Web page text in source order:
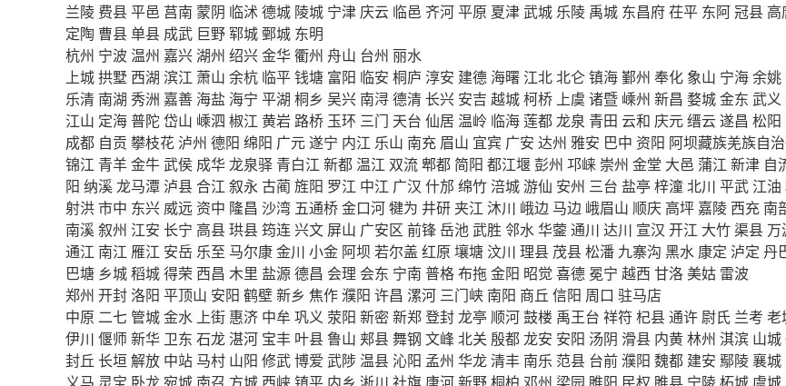
兰陵 费县平邑 莒南 蒙阴 临沭德城 陵城 宁津 庆云 临邑 齐河平原 夏津武城 乐陵 禹城 东昌府茌平 东阿冠县 高
定陶 曹县单县 成武 巨野 郓城 鄄城 东明
杭州 宁波 温州 嘉兴湖州 绍兴金华衢州 舟山 台州 丽水
上城拱墅 西湖 滨江 萧山 余杭 临平钱塘 富阳 临安 桐庐 淳安 建德 海曙 江北北仑镇海鄞州 奉化 象山 宁海余姚
乐清 南湖 秀洲 嘉善 海盐 海宁 平湖 桐乡 吴兴 南浔德清 长兴 安吉 越城柯桥 上虞 诸暨 嵊州 新昌 婺城金东 武义
江山 定海普陀 岱山 嵊泗 椒江 黄岩 路桥 玉环 三门 天台 仙居 温岭 临海莲都龙泉 青田 云和 庆元缙云遂昌 松阳
成都 自贡 攀枝花 泸州 德阳 绵阳 广元遂宁 内江 乐山 南充 眉山 宜宾 广安 达州 雅安 巴中 资阳 阿坝藏族羌族自
锦江 青羊金牛武侯 成华龙泉驿 青白江 新都 温江 双流郫都 简阳 都江堰彭州 邛崃 崇州 金堂 大邑 蒲江 新津 自
阳 纳溪龙马潭 泸县合江 叙永古蔺旌阳 罗江 中江 广汉 什邡 绵竹 涪城游仙 安州 三台 盐亭 梓潼北川 平武 江油
射洪市中 东兴 威远 资中 隆昌 沙湾 五通桥金口河犍为 井研 夹江 沐川 峨边 马边 峨眉山 顺庆 高坪 嘉陵 西充 南
南溪叙州 江安 长宁 高县珙县筠连兴文 屏山 广安区 前锋岳池武胜 邻水华蓥 通川 达川 宣汉 开江 大竹 渠县 万
通江 南江 雁江 安岳 乐至 马尔康金川 小金 阿坝 若尔盖 红原 壤塘 汶川 理县 茂县松潘 九寨沟 黑水 康定 泸定 丹
巴塘 乡城稻城得荣 西昌 木里 盐源德昌 会理 会东 宁南 普格布拖金阳 昭觉 喜德 冕宁 越西 甘洛 美姑 雷波
郑州 开封洛阳 平顶山 安阳 鹤壁新乡 焦作濮阳 许昌 漯河 三门峡 南阳 商丘 信阳 周口 驻马店
中原 二七 管城金水 上街 惠济 中牟巩义 荥阳 新密 新郑登封龙亭 顺河鼓楼 禹王台 祥符 杞县通许 尉氏 兰考 老
伊川 偃师新华 卫东 石龙湛河 宝丰 叶县鲁山 郏县舞钢 文峰 北关 殷都龙安 安阳 汤阴 滑县 内黄林州 淇滨 山城
封丘 长垣解放 中站 马村 山阳 修武博爱 武陟 温县沁阳 孟州 华龙清丰 南乐 范县 台前濮阳 魏都 建安 鄢陵襄城
义马 灵宝 卧龙宛城 南召 方城 西峡镇平 内乡 淅川 社旗 唐河新野桐柏 邓州 梁园 睢阳 民权 睢县 宁陵柘城 虞城